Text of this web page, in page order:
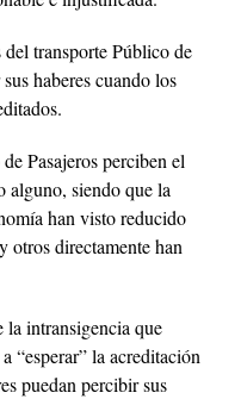
transporte Público de
haberes cuando los
Pasajeros perciben el
alguno, siendo que la
han visto reducido
otros directamente han
intransigencia que
“esperar” la acreditación
puedan percibir sus